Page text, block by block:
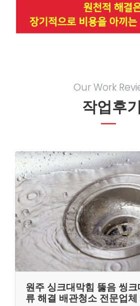
Our Work
작업후기
원주 싱크대막힘 뚫음 씽
류 해결 배관청소 전문업체